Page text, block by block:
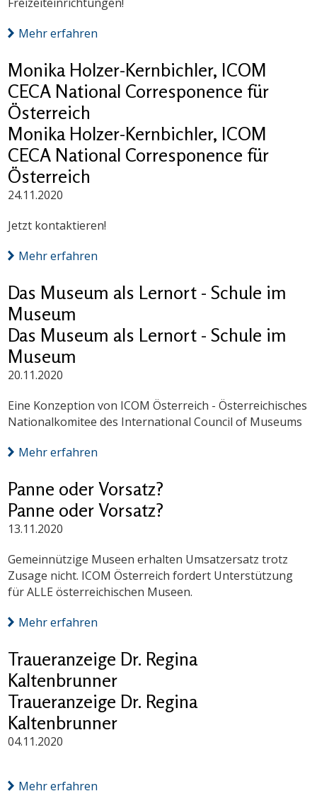
Mehr erfahren
Monika Holzer-Kernbichler, ICOM
CECA National Corresponence für
Österreich
Monika Holzer-Kernbichler, ICOM
CECA National Corresponence für
Österreich
24.11.2020
Jetzt kontaktieren!
Mehr erfahren
Das Museum als Lernort - Schule im
Museum
Das Museum als Lernort - Schule im
Museum
20.11.2020
Eine Konzeption von ICOM Österreich - Österreichisches
Nationalkomitee des International Council of Museums
Mehr erfahren
Panne oder Vorsatz?
Panne oder Vorsatz?
13.11.2020
Gemeinnützige Museen erhalten Umsatzersatz trotz
Zusage nicht. ICOM Österreich fordert Unterstützung
für ALLE österreichischen Museen.
Mehr erfahren
Traueranzeige Dr. Regina
Kaltenbrunner
Traueranzeige Dr. Regina
Kaltenbrunner
04.11.2020
Mehr erfahren